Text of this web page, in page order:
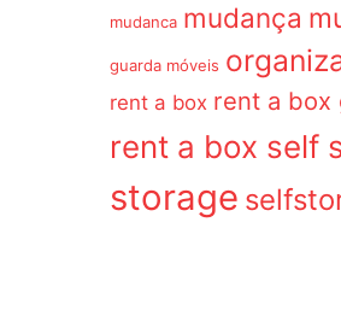
mudanca mudança
guarda móveis
rent a box rent a box
rent a box self
storage